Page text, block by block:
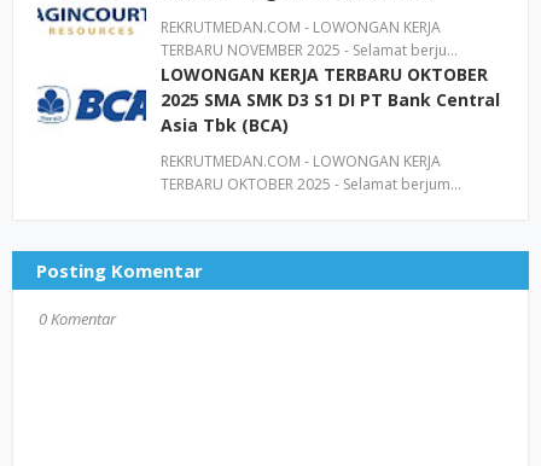
REKRUTMEDAN.COM - LOWONGAN KERJA
TERBARU NOVEMBER 2025 - Selamat berju…
LOWONGAN KERJA TERBARU OKTOBER
2025 SMA SMK D3 S1 DI PT Bank Central
Asia Tbk (BCA)
REKRUTMEDAN.COM - LOWONGAN KERJA
TERBARU OKTOBER 2025 - Selamat berjum…
Posting Komentar
0 Komentar